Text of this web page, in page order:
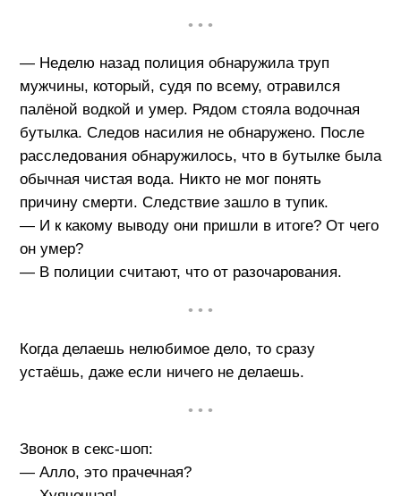
• • •
— Неделю назад полиция обнаружила труп
мужчины, который, судя по всему, отравился
палёной водкой и умер. Рядом стояла водочная
бутылка. Следов насилия не обнаружено. После
расследования обнаружилось, что в бутылке была
обычная чистая вода. Никто не мог понять
причину смерти. Следствие зашло в тупик.
— И к какому выводу они пришли в итоге? От чего
он умер?
— В полиции считают, что от разочарования.
• • •
Когда делаешь нелюбимое дело, то сразу
устаёшь, даже если ничего не делаешь.
• • •
Звонок в секс-шоп:
— Алло, это прачечная?